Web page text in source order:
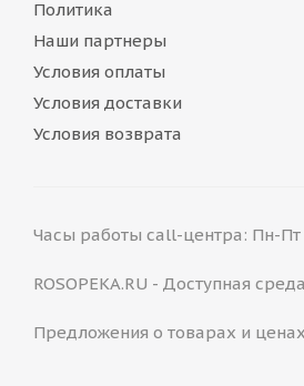
Политика
Наши партнеры
Условия оплаты
Условия доставки
Условия возврата
Часы работы call-центра: Пн-Пт
ROSOPEKA.RU - Доступная
Предложения о товарах и